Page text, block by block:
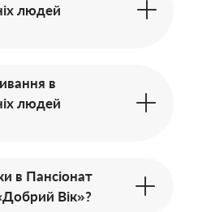
людей
в
людей
в Пансіонат
Вік»?